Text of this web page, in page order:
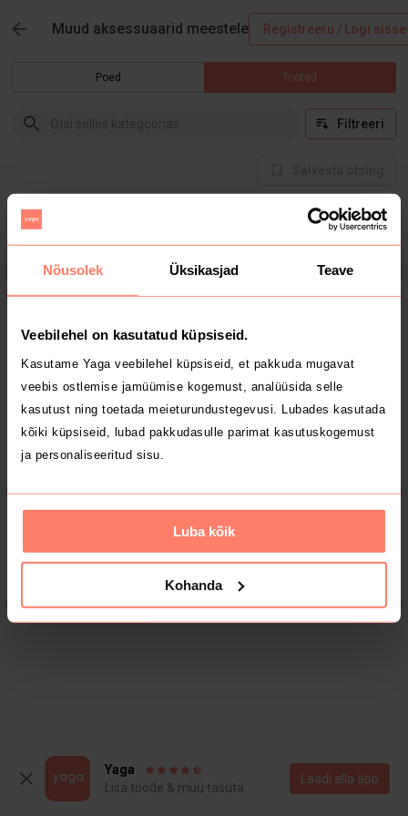
Nõusolek Üksikasjad Teave
Veebilehel on kasutatud küpsiseid.
Kasutame Yaga veebilehel küpsiseid, et pakkuda mugavat
veebis ostlemise jamüümise kogemust, analüüsida selle
kasutust ning toetada meieturundustegevusi. Lubades kasutada
kõiki küpsiseid, lubad pakkudasulle parimat kasutuskogemust
ja personaliseeritud sisu.
Luba kõik
Kohanda
Muud aksessuaarid meestele Registreeru / Logi sisse
Poed Tooted
Filtreeri
Hetkel selles kategoorias tooteid ei ole
Yaga
Lisa toode & müü tasuta
Laadi alla äpp